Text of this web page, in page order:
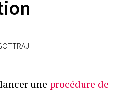
une procédure de